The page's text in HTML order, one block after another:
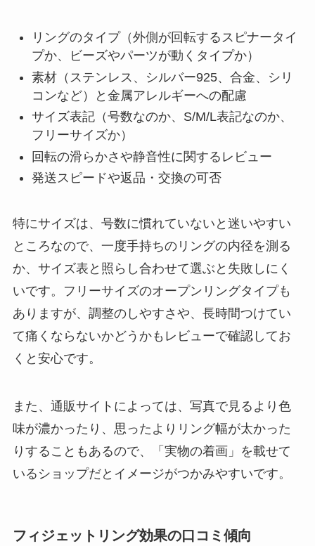
リングのタイプ（外側が回転するスピナータイ
プか、ビーズやパーツが動くタイプか）
素材（ステンレス、シルバー925、合金、シリ
コンなど）と金属アレルギーへの配慮
サイズ表記（号数なのか、S/M/L表記なのか、
フリーサイズか）
回転の滑らかさや静音性に関するレビュー
発送スピードや返品・交換の可否
特にサイズは、号数に慣れていないと迷いやすい
ところなので、一度手持ちのリングの内径を測る
か、サイズ表と照らし合わせて選ぶと失敗しにく
いです。フリーサイズのオープンリングタイプも
ありますが、調整のしやすさや、長時間つけてい
て痛くならないかどうかもレビューで確認してお
くと安心です。
また、通販サイトによっては、写真で見るより色
味が濃かったり、思ったよりリング幅が太かった
りすることもあるので、「実物の着画」を載せて
いるショップだとイメージがつかみやすいです。
フィジェットリング効果の口コミ傾向